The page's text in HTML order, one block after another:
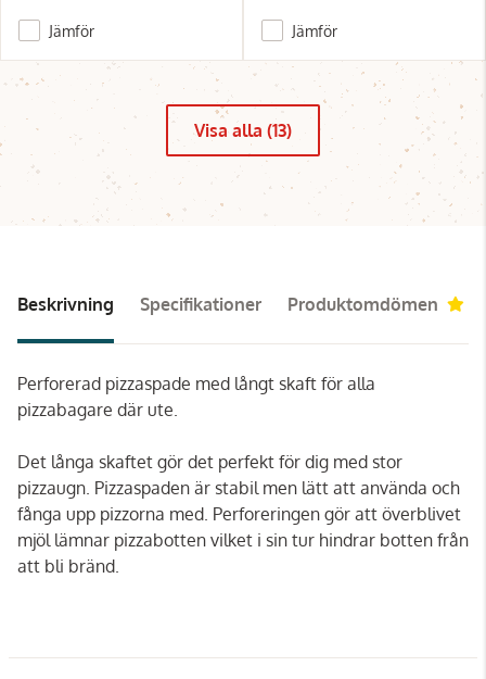
Jämför Jämför
Visa alla (13)
Beskrivning Specifikationer Produktomdömen
Perforerad pizzaspade med långt skaft för alla
pizzabagare där ute.
Det långa skaftet gör det perfekt för dig med stor
pizzaugn. Pizzaspaden är stabil men lätt att använda och
fånga upp pizzorna med. Perforeringen gör att överblivet
mjöl lämnar pizzabotten vilket i sin tur hindrar botten från
att bli bränd.